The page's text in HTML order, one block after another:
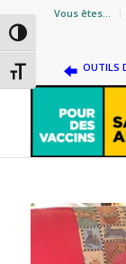
Passer en
Changer la taille
Vous êtes…
OUTILS